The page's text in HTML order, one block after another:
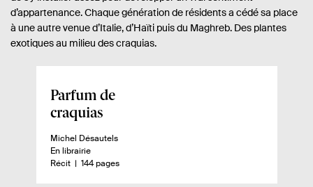
d’appartenance. Chaque génération de résidents a cédé sa place
à une autre venue d’Italie, d’Haïti puis du Maghreb. Des plantes
exotiques au milieu des craquias.
A
p
r
ç
Parfum de
craquias
A
u
t
Michel Désautels
D
i
En librairie
n
Récit- 144 pages